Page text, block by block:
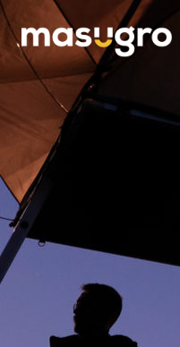
info@masugro.nl